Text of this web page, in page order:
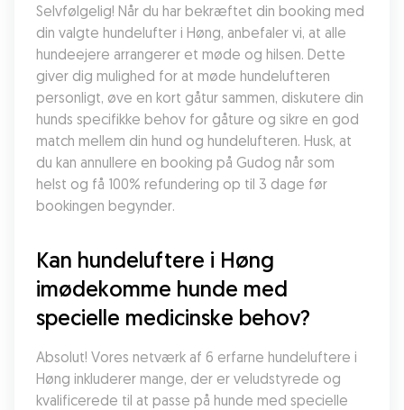
Selvfølgelig! Når du har bekræftet din booking med
din valgte hundelufter i Høng, anbefaler vi, at alle
hundeejere arrangerer et møde og hilsen. Dette
giver dig mulighed for at møde hundelufteren
personligt, øve en kort gåtur sammen, diskutere din
hunds specifikke behov for gåture og sikre en god
match mellem din hund og hundelufteren. Husk, at
du kan annullere en booking på Gudog når som
helst og få 100% refundering op til 3 dage før
bookingen begynder.
Kan hundeluftere i Høng
imødekomme hunde med
specielle medicinske behov?
Absolut! Vores netværk af 6 erfarne hundeluftere i
Høng inkluderer mange, der er veludstyrede og
kvalificerede til at passe på hunde med specielle